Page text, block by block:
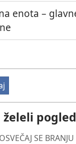
enota –
želeli
SE